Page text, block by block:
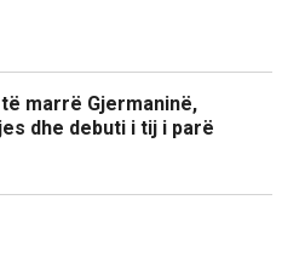
marrë Gjermaninë,
dhe debuti i tij i parë